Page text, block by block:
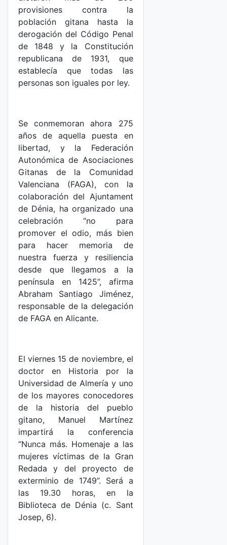
provisiones contra la
población gitana hasta la
derogación del Código Penal
de 1848 y la Constitución
republicana de 1931, que
establecía que todas las
personas son iguales por ley.
Se conmemoran ahora 275
años de aquella puesta en
libertad, y la Federación
Autonómica de Asociaciones
Gitanas de la Comunidad
Valenciana (FAGA), con la
colaboración del Ajuntament
de Dénia, ha organizado una
celebración
“no para
promover el odio, más bien
para hacer memoria de
nuestra fuerza y resiliencia
desde que llegamos a la
península en 1425”, afirma
Abraham Santiago Jiménez,
responsable de la delegación
de FAGA en Alicante.
El viernes 15 de noviembre, el
doctor en Historia por la
Universidad de Almería y uno
de los mayores conocedores
de la historia del pueblo
gitano, Manuel Martínez
impartirá la conferencia
“Nunca más. Homenaje a las
mujeres víctimas de la Gran
Redada y del proyecto de
exterminio de 1749”. Será a
las 19.30 horas, en la
Biblioteca de Dénia (c. Sant
Josep, 6).